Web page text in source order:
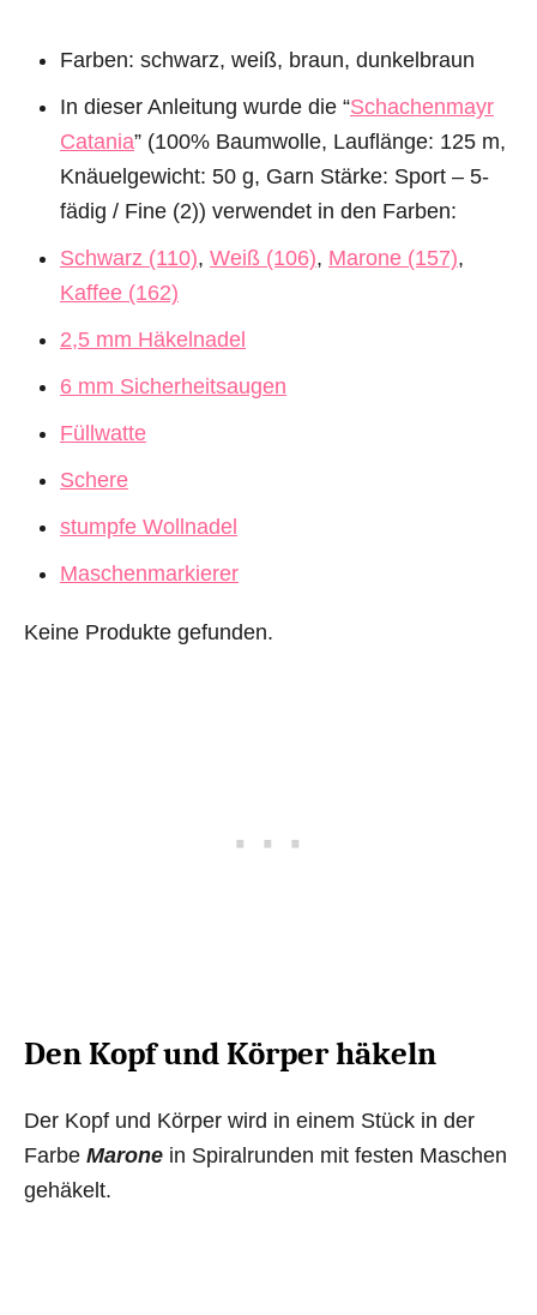
Farben: schwarz, weiß, braun, dunkelbraun
In dieser Anleitung wurde die “Schachenmayr
Catania” (100% Baumwolle, Lauflänge: 125 m,
Knäuelgewicht: 50 g, Garn Stärke: Sport – 5-
fädig / Fine (2)) verwendet in den Farben:
Schwarz (110), Weiß (106), Marone (157),
Kaffee (162)
2,5 mm Häkelnadel
6 mm Sicherheitsaugen
Füllwatte
Schere
stumpfe Wollnadel
Maschenmarkierer
Keine Produkte gefunden.
Den Kopf und Körper häkeln
Der Kopf und Körper wird in einem Stück in der
Farbe Marone in Spiralrunden mit festen Maschen
gehäkelt.